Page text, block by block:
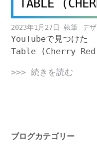
TABLE
2023年1月27日 デ
YouTubeで見つけ
Table (Cherry
>>> 続きを読む
ブログカテゴリー